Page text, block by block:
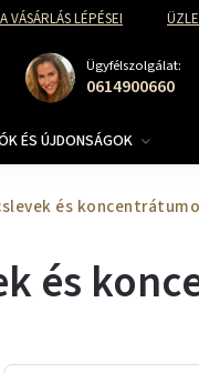
A VÁSÁRLÁS LÉPÉSEI
Ügyfélszolgálat:
0614900660
ÉS ÚJDONSÁGOK
és
és